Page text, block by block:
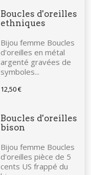
Boucles d'oreilles
ethniques
Bijou femme Boucles
d'oreilles en métal
argenté gravées de
symboles...
12,50 €
Boucles d'oreilles
bison
Bijou femme Boucles
d'oreilles pièce de 5
cents US frappé du